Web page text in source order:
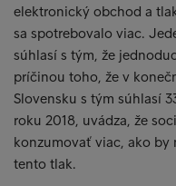
elektronický obchod a
sa spotrebovalo viac.
súhlasí s tým, že
príčinou toho, že v
Slovensku s tým súhlasí
roku 2018, uvádza, že
konzumovať viac, ako by
tento tlak.